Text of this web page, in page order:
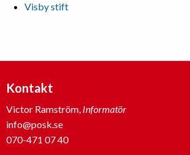
Visby stift
Kontakt
Victor Ramström, Informatör
info@posk.se
070-471 07 40